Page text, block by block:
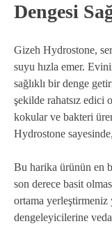
Dengesi
Gizeh Hydrostone,
suyu hızla emer.
sağlıklı bir denge
şekilde rahatsız edici
kokular ve bakteri
Hydrostone
Bu harika ürünün en
son derece basit
ortama yerleştirmeniz
dengeleyicilerine